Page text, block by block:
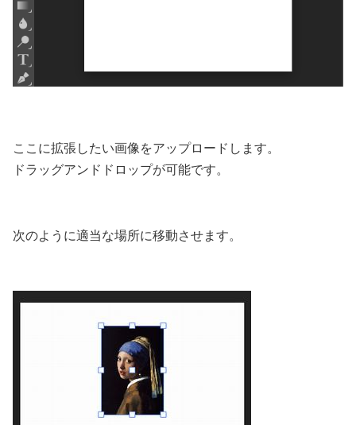
ここに拡張したい画像をアップロードします。
ドラッグアンドドロップが可能です。
次のように適当な場所に移動させます。